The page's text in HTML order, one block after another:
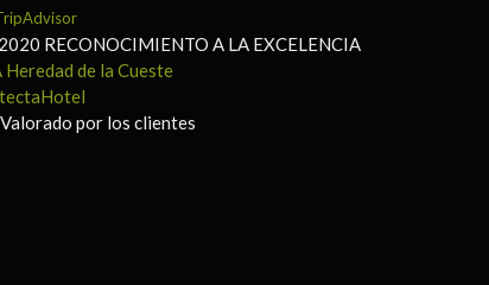
2020 RECONOCIMIENTO A LA EXCELENCIA
Heredad de la Cueste
Valorado por los clientes